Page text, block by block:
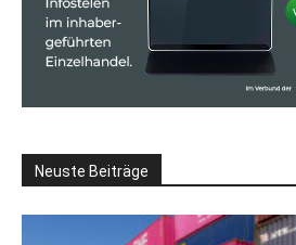
Neuste Beiträge